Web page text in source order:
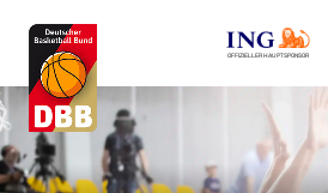
OFFIZIELLER HAUPTSPONSOR